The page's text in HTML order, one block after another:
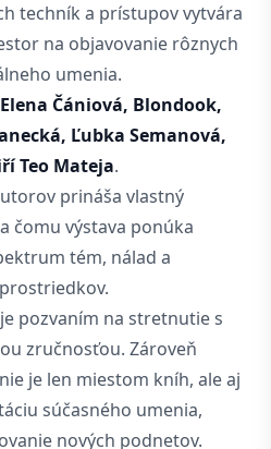
techník a prístupov vytvára
na objavovanie rôznych
umenia.
Elena Čániová, Blondook,
Ľubka Semanová,
Teo Mateja.
prináša vlastný
čomu výstava ponúka
tém, nálad a
pozvaním na stretnutie s
zručnosťou. Zároveň
je len miestom kníh, ale aj
súčasného umenia,
nových podnetov.